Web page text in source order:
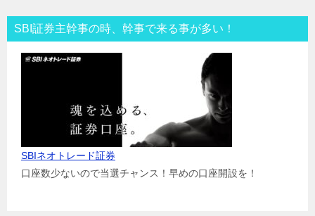
SBI証券主幹事の時、幹事で来る事が多い！
SBIネオトレード証券
口座数少ないので当選チャンス！早めの口座開設を！